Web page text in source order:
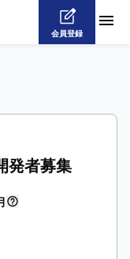
会員登録
発者募集